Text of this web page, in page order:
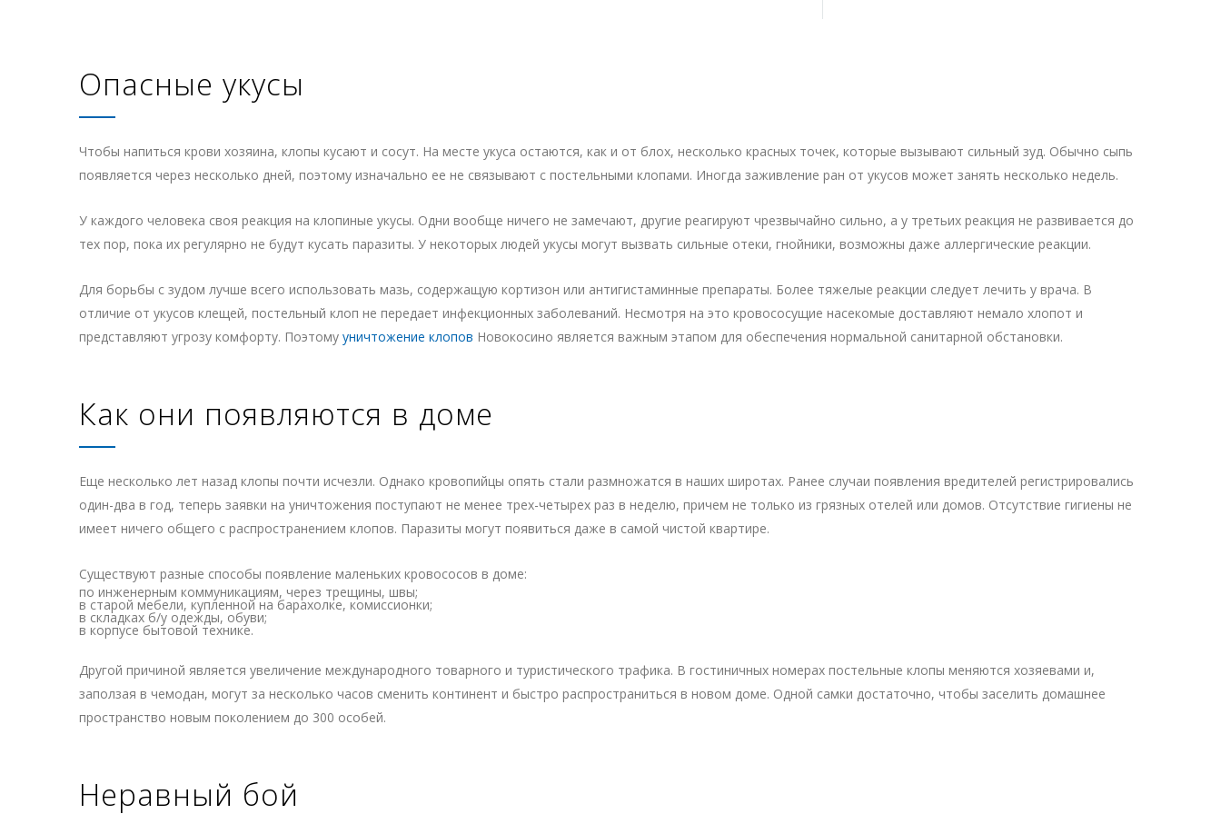
Опасные укусы
Чтобы напиться крови хозяина, клопы кусают и сосут. На месте укуса остаются, как и от блох, несколько красных точек, которые вызывают сильный зуд. Обычно сыпь
появляется через несколько дней, поэтому изначально ее не связывают с постельными клопами. Иногда заживление ран от укусов может занять несколько недель.
У каждого человека своя реакция на клопиные укусы. Одни вообще ничего не замечают, другие реагируют чрезвычайно сильно, а у третьих реакция не развивается до
тех пор, пока их регулярно не будут кусать паразиты. У некоторых людей укусы могут вызвать сильные отеки, гнойники, возможны даже аллергические реакции.
Для борьбы с зудом лучше всего использовать мазь, содержащую кортизон или антигистаминные препараты. Более тяжелые реакции следует лечить у врача. В
отличие от укусов клещей, постельный клоп не передает инфекционных заболеваний. Несмотря на это кровососущие насекомые доставляют немало хлопот и
представляют угрозу комфорту. Поэтому уничтожение клопов Новокосино является важным этапом для обеспечения нормальной санитарной обстановки.
Как они появляются в доме
Еще несколько лет назад клопы почти исчезли. Однако кровопийцы опять стали размножатся в наших широтах. Ранее случаи появления вредителей регистрировались
один-два в год, теперь заявки на уничтожения поступают не менее трех-четырех раз в неделю, причем не только из грязных отелей или домов. Отсутствие гигиены не
имеет ничего общего с распространением клопов. Паразиты могут появиться даже в самой чистой квартире.
Существуют разные способы появление маленьких кровососов в доме:
по инженерным коммуникациям, через трещины, швы;
в старой мебели, купленной на барахолке, комиссионки;
в складках б/у одежды, обуви;
в корпусе бытовой технике.
Другой причиной является увеличение международного товарного и туристического трафика. В гостиничных номерах постельные клопы меняются хозяевами и,
заползая в чемодан, могут за несколько часов сменить континент и быстро распространиться в новом доме. Одной самки достаточно, чтобы заселить домашнее
пространство новым поколением до 300 особей.
Неравный бой